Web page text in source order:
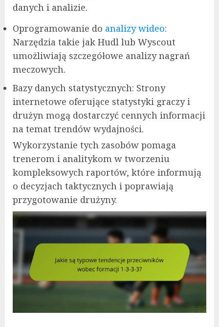
danych i analizie.
Oprogramowanie do analizy wideo:
Narzędzia takie jak Hudl lub Wyscout
umożliwiają szczegółowe analizy nagrań
meczowych.
Bazy danych statystycznych: Strony
internetowe oferujące statystyki graczy i
drużyn mogą dostarczyć cennych informacji
na temat trendów wydajności.
Wykorzystanie tych zasobów pomaga
trenerom i analitykom w tworzeniu
kompleksowych raportów, które informują
o decyzjach taktycznych i poprawiają
przygotowanie drużyny.